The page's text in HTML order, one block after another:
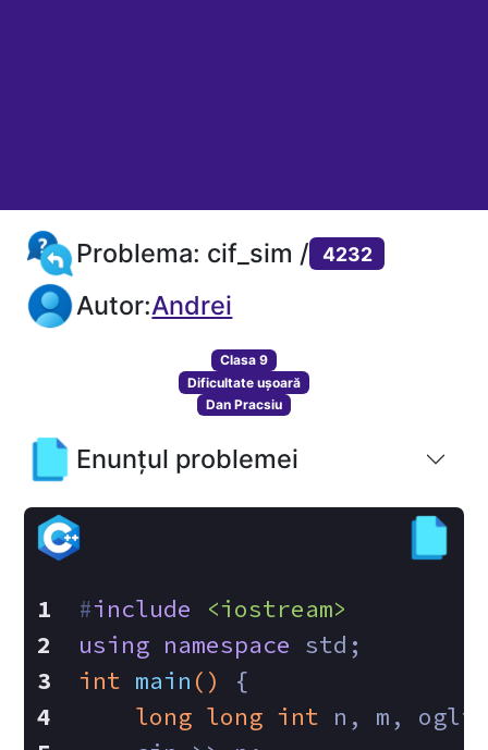
Problema: cif_sim / 4232
Autor:Andrei
Clasa 9
Dificultate ușoară
Dan Pracsiu
Enunțul problemei
#include
<iostream>
using namespace std;
int main ()
{
long long int n, m,